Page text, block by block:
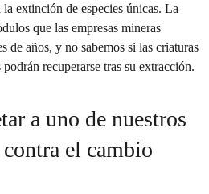
la extinción de especies únicas. La
que las empresas mineras
de años, y no sabemos si las criaturas
recuperarse tras su extracción.
a uno de nuestros
el cambio